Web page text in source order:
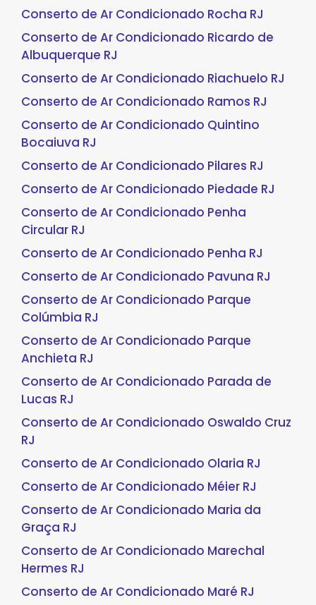
Conserto de Ar Condicionado Rocha RJ
Conserto de Ar Condicionado Ricardo de
Albuquerque RJ
Conserto de Ar Condicionado Riachuelo RJ
Conserto de Ar Condicionado Ramos RJ
Conserto de Ar Condicionado Quintino
Bocaiuva RJ
Conserto de Ar Condicionado Pilares RJ
Conserto de Ar Condicionado Piedade RJ
Conserto de Ar Condicionado Penha
Circular RJ
Conserto de Ar Condicionado Penha RJ
Conserto de Ar Condicionado Pavuna RJ
Conserto de Ar Condicionado Parque
Colúmbia RJ
Conserto de Ar Condicionado Parque
Anchieta RJ
Conserto de Ar Condicionado Parada de
Lucas RJ
Conserto de Ar Condicionado Oswaldo Cruz
RJ
Conserto de Ar Condicionado Olaria RJ
Conserto de Ar Condicionado Méier RJ
Conserto de Ar Condicionado Maria da
Graça RJ
Conserto de Ar Condicionado Marechal
Hermes RJ
Conserto de Ar Condicionado Maré RJ